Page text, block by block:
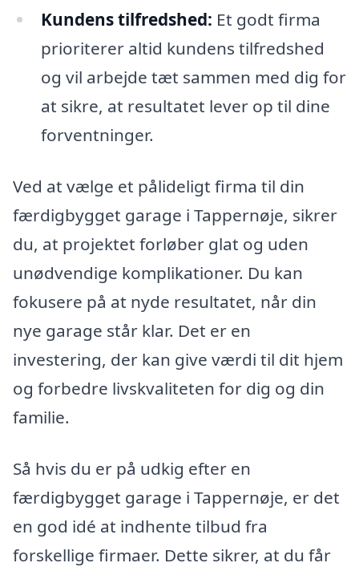
Kundens tilfredshed: Et godt firma
prioriterer altid kundens tilfredshed
og vil arbejde tæt sammen med dig for
at sikre, at resultatet lever op til dine
forventninger.
Ved at vælge et pålideligt firma til din
færdigbygget garage i Tappernøje, sikrer
du, at projektet forløber glat og uden
unødvendige komplikationer. Du kan
fokusere på at nyde resultatet, når din
nye garage står klar. Det er en
investering, der kan give værdi til dit hjem
og forbedre livskvaliteten for dig og din
familie.
Så hvis du er på udkig efter en
færdigbygget garage i Tappernøje, er det
en god idé at indhente tilbud fra
forskellige firmaer. Dette sikrer, at du får